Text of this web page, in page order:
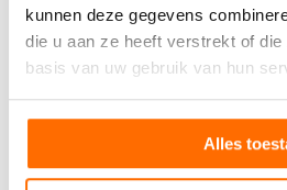
kunnen deze gegevens
die u aan ze heeft verstrekt of
basis van uw gebruik van hun
Alles